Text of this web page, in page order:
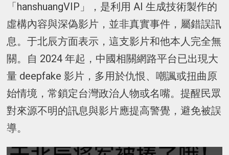
「hanshuangVIP」，是利用 AI 生成技術製作的
虛構內容與深偽影片，並非真實事件，屬錯誤訊
息。于北辰方面表示，這支影片和他本人完全無
關。自 2024 年起，中國相關網路平台已出現大
量 deepfake 影片，多用於仇恨、嘲諷或扭曲原
始情境，常鎖定台灣政治人物或名嘴。提醒民眾
對來源不明的訊息與影片應提高警覺，避免被誤
導。